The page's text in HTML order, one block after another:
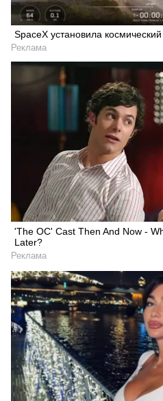
SpaceX установила
Реклама
'The OC' Cast Then And Now -
Later?
Реклама